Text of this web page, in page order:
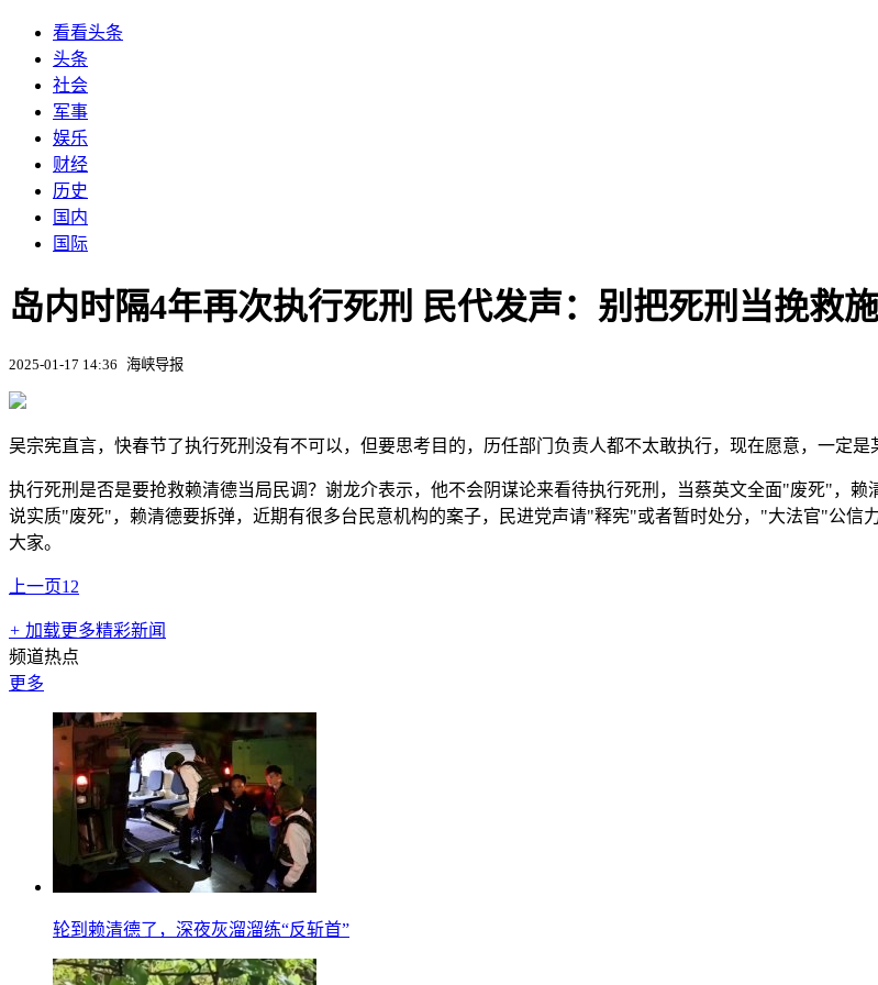
看看头条
头条
社会
军事
娱乐
财经
历史
国内
国际
岛内时隔4年再次执行死刑 民代发声：别把死刑当挽救
2025-01-17 14:36 海峡导报
吴宗宪直言，快春节了执行死刑没有不可以，但要思考目的，历任部门负责人都不太敢执行，现在愿意，一定是
执行死刑是否是要抢救赖清德当局民调？谢龙介表示，他不会阴谋论来看待执行死刑，当蔡英文全面"废死"，
说实质"废死"，赖清德要拆弹，近期有很多台民意机构的案子，民进党声请"释宪"或者暂时处分，"大法官"公信
大家。
上一页1 2
+ 加载更多精彩新闻
频道热点
更多
轮到赖清德了，深夜灰溜溜练“反斩首”